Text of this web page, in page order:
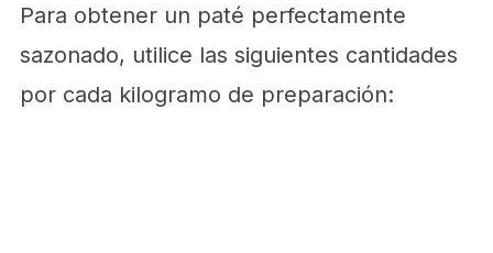
Para obtener un paté perfectamente
sazonado, utilice las siguientes cantidades
por cada kilogramo de preparación: